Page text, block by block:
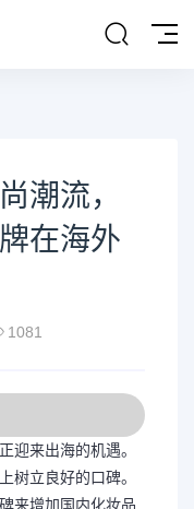
潮流，
在海外
1081
迎来出海的机遇。
树立良好的口碑。
来增加国内化妆品